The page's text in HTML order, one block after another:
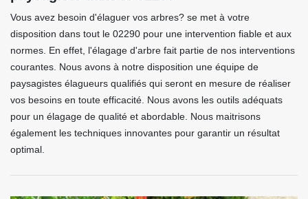
Vous avez besoin d'élaguer vos arbres? se met à votre
disposition dans tout le 02290 pour une intervention fiable et aux
normes. En effet, l'élagage d'arbre fait partie de nos interventions
courantes. Nous avons à notre disposition une équipe de
paysagistes élagueurs qualifiés qui seront en mesure de réaliser
vos besoins en toute efficacité. Nous avons les outils adéquats
pour un élagage de qualité et abordable. Nous maitrisons
également les techniques innovantes pour garantir un résultat
optimal.